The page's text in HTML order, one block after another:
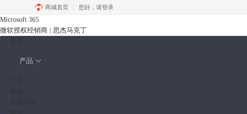
商城首页 您好， 请登录
Microsoft 365
微软授权经销商 | 思杰马克丁
产品